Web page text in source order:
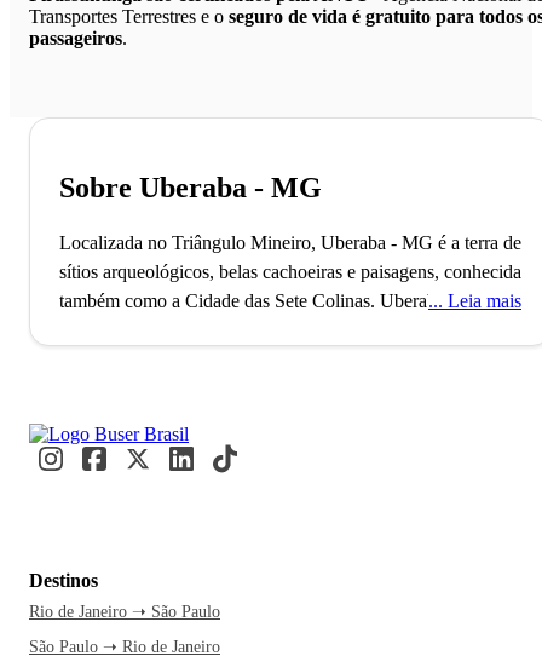
Transportes Terrestres e o seguro de vida é gratuito para todos
passageiros.
Sobre Uberaba - MG
Localizada no Triângulo Mineiro, Uberaba - MG é a terra de
sítios arqueológicos, belas cachoeiras e paisagens, conhecida
também como a Cidade das Sete Colinas. Uberaba,
tecnológico, sendo a segunda cidade mineira mais
inteligente e conectada. Turistas e moradores se reúnem para
sobre sua história fascinante. Com tantas atrações
interessantes, é o momento perfeito para explorar a cidade. A
passagem de ônibus pela Buser garante uma viagem
Leia mais
Destinos
Rio de Janeiro ➝ São Paulo
São Paulo ➝ Rio de Janeiro